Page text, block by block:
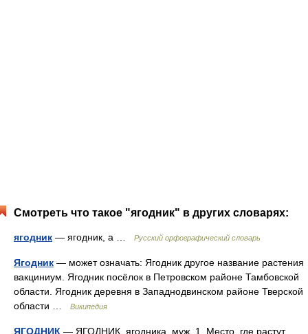
Смотреть что такое "ягодник" в других словарях:
ягодник — ягодник, а … Русский орфографический словарь
Ягодник — может означать: Ягодник другое название растения
вакциниум. Ягодник посёлок в Петровском районе Тамбовской
области. Ягодник деревня в Западнодвинском районе Тверской
области …
Википедия
ЯГОДНИК — ЯГОДНИК, ягодника, муж. 1. Место, где растут,